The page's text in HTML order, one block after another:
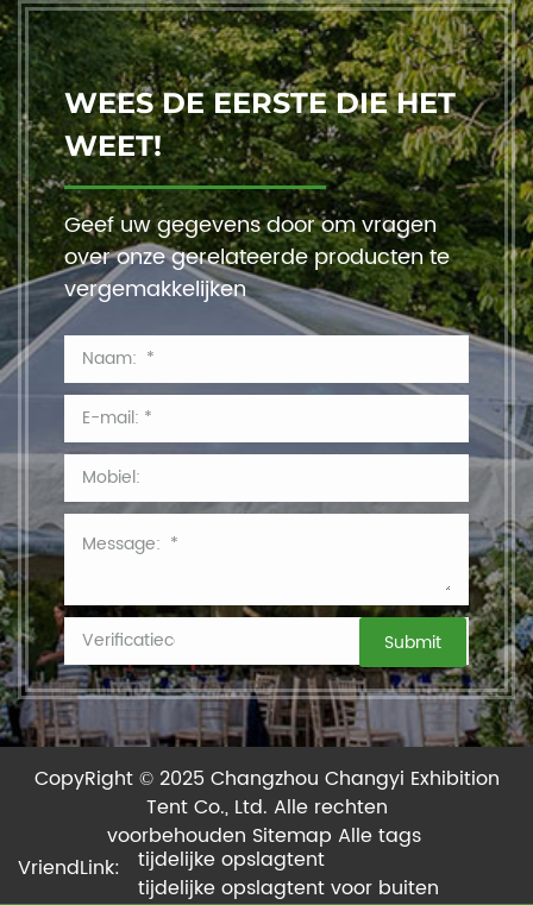
WEES DE EERSTE DIE HET
WEET!
Geef uw gegevens door om vragen
over onze gerelateerde producten te
vergemakkelijken
CopyRight © 2025 Changzhou Changyi Exhibition
Tent Co., Ltd. Alle rechten
voorbehouden Sitemap Alle tags
VriendLink:
tijdelijke opslagtent
tijdelijke opslagtent voor buiten